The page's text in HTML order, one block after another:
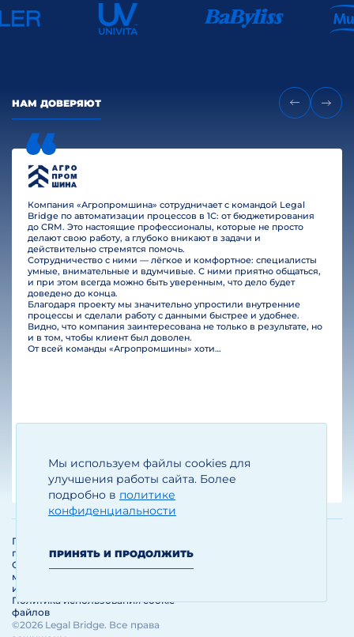
Мы используем файлы cookies для
улучшения работы сайта. Более
подробно в политике
конфиденциальности
ПРИНЯТЬ И ПРОДОЛЖИТЬ
НАМ ДОВЕРЯЮТ
Компания «Агропромшина» сотрудничает с командой Legal
Bridge по автоматизации процессов в 1С: от бюджетирования
до CRM. Это настоящие профессионалы, которые не просто
делают свою работу, а глубоко вникают в задачи и
действительно стремятся помочь.
Сотрудничество с ними — лёгкое и комфортное: специалисты
умные, внимательные и вдумчивые. С ними приятно общаться,
и при этом всегда можно быть уверенным, что дело будет
доведено до конца.
Благодаря проекту мы значительно упростили внутренние
процессы и сделали работу с данными быстрее и удобнее.
Видно, что компания заинтересована не только в результате, но
и в том, чтобы клиент был доволен.
От всей команды «Агропромшины» хотим поблагодарить специалистов Legal Bridge за отличную работу и человеческое отношение.…
Егизарян И.А.
Генеральный директор
©2026 Legal Bridge. Все права
Политика обработки и защиты
персональных данных
Политика использования cookie-
файлов
Соглашение об использовании
материалов и сервисов
интернет-сайта